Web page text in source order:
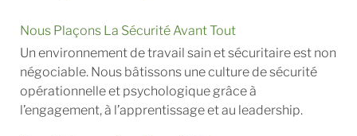
Nous Plaçons La Sécurité Avant Tout
Un environnement de travail sain et sécuritaire est non
négociable. Nous bâtissons une culture de sécurité
opérationnelle et psychologique grâce à
l’engagement, à l’apprentissage et au leadership.